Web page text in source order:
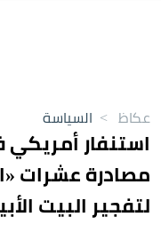
عكاظ > السياسة
استنفار
مصادرة عشرات
لتفجير البيت